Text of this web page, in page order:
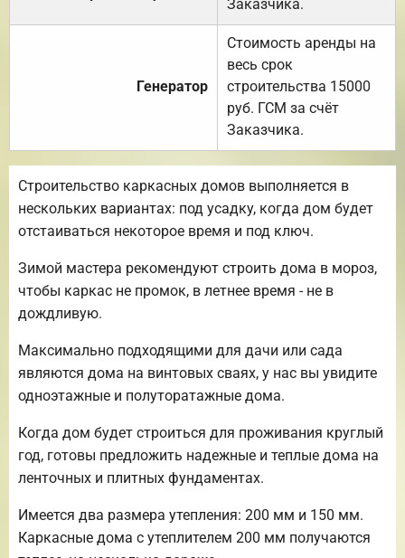
Заказчика.
Генератор
Стоимость аренды на
весь срок
строительства 15000
руб. ГСМ за счёт
Заказчика.
Строительство каркасных домов выполняется в
нескольких вариантах: под усадку, когда дом будет
отстаиваться некоторое время и под ключ.
Зимой мастера рекомендуют строить дома в мороз,
чтобы каркас не промок, в летнее время - не в
дождливую.
Максимально подходящими для дачи или сада
являются дома на винтовых сваях, у нас вы увидите
одноэтажные и полуторатажные дома.
Когда дом будет строиться для проживания круглый
год, готовы предложить надежные и теплые дома на
ленточных и плитных фундаментах.
Имеется два размера утепления: 200 мм и 150 мм.
Каркасные дома с утеплителем 200 мм получаются